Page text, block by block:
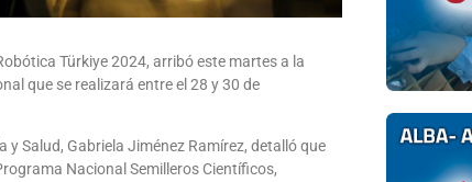
Türkiye 2024, arribó este martes a la
que se realizará entre el 28 y 30 de
y Salud, Gabriela Jiménez Ramírez, detalló que
Nacional Semilleros Científicos,